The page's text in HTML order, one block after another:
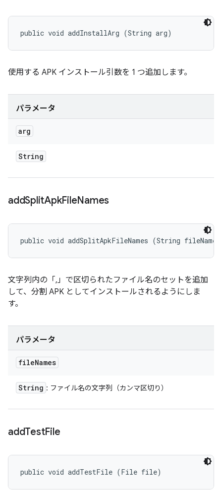
public void addInstallArg (String arg)
使用する APK インストール引数を 1 つ追加します。
パラメータ
arg
String
addSplitApkFileNames
public void addSplitApkFileNames (String
文字列内の「,」で区切られたファイル名のセットを追加
して、分割 APK としてインストールされるようにしま
す。
パラメータ
fileNames
String : ファイル名の文字列（カンマ区切り）
addTestFile
public void addTestFile (File file)